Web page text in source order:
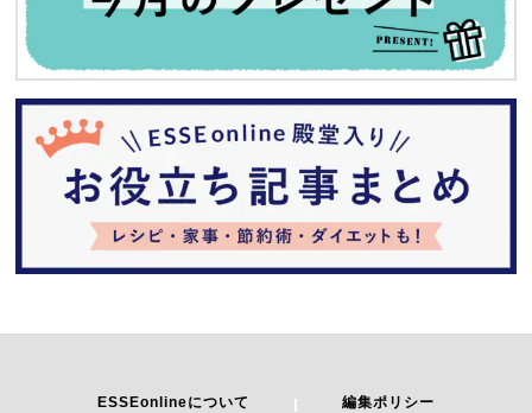
ESSEonlineについて 編集ポリシー